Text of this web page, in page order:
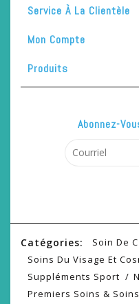
Service À La Clientèle
Mon Compte
Produits
Abonnez-
Catégories:
Soin De
Soins Du Visage Et
Suppléments Sport
Premiers Soins &